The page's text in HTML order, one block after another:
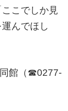
こでしか見
んでほし
館（☎0277-